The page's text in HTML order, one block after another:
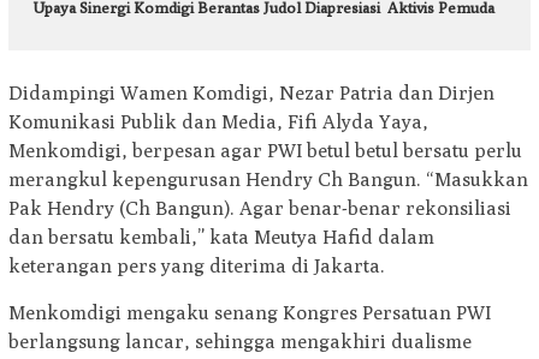
Upaya Sinergi Komdigi Berantas Judol Diapresiasi Aktivis Pemuda
Didampingi Wamen Komdigi, Nezar Patria dan Dirjen
Komunikasi Publik dan Media, Fifi Alyda Yaya,
Menkomdigi, berpesan agar PWI betul betul bersatu perlu
merangkul kepengurusan Hendry Ch Bangun. “Masukkan
Pak Hendry (Ch Bangun). Agar benar-benar rekonsiliasi
dan bersatu kembali,” kata Meutya Hafid dalam
keterangan pers yang diterima di Jakarta.
Menkomdigi mengaku senang Kongres Persatuan PWI
berlangsung lancar, sehingga mengakhiri dualisme